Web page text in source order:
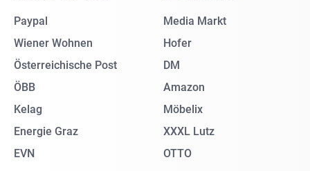
Paypal
Wiener Wohnen
Österreichische Post
ÖBB
Kelag
Energie Graz
EVN
Media Markt
Hofer
DM
Amazon
Möbelix
XXXL Lutz
OTTO